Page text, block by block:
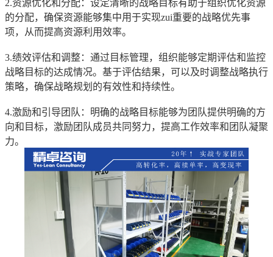
2.资源优化和分配：设定清晰的战略目标有助于组织优化资源
的分配，确保资源能够集中用于实现zui重要的战略优先事
项，从而提高资源利用效率。
3.绩效评估和调整：通过目标管理，组织能够定期评估和监控
战略目标的达成情况。基于评估结果，可以及时调整战略执行
策略，确保战略规划的有效性和持续性。
4.激励和引导团队：明确的战略目标能够为团队提供明确的方
向和目标，激励团队成员共同努力，提高工作效率和团队凝聚
力。